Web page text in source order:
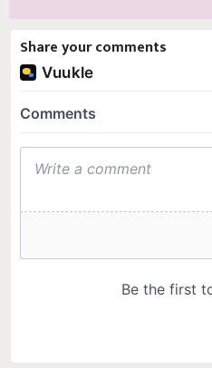
Share your comments